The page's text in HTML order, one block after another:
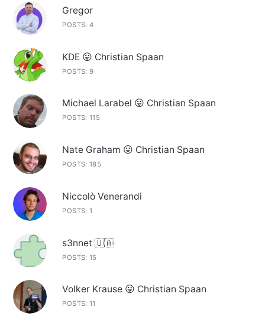
Gregor
POSTS: 4
KDE 😛 Christian Spaan
POSTS: 9
Michael Larabel 😛 Christian Spaan
POSTS: 115
Nate Graham 😛 Christian Spaan
POSTS: 185
Niccolò Venerandi
POSTS: 1
s3nnet 🇺🇦
POSTS: 15
Volker Krause 😛 Christian Spaan
POSTS: 11